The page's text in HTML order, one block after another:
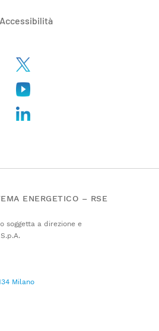
Accessibilità
ENERGETICO – RSE
soggetta a direzione e
Milano